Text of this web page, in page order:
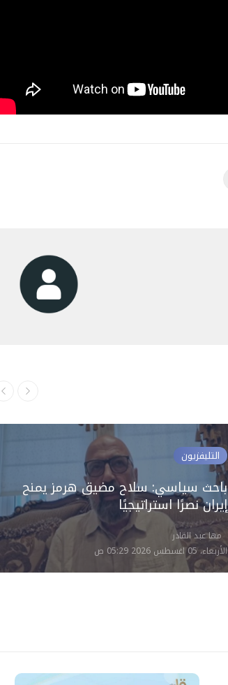
التليفزيون
باحث سياسي: سلاح مضيق هرمز يمنح
إيران نصرًا استراتيجيًا
مها عبد القادر
الأربعاء، 05 اغسطس 2026 05:29 ص